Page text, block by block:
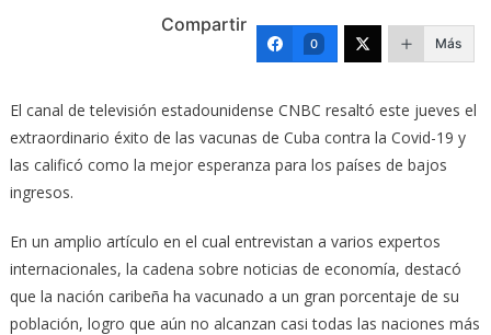
Compartir
0 Más
El canal de televisión estadounidense CNBC resaltó este jueves el
extraordinario éxito de las vacunas de Cuba contra la Covid-19 y
las calificó como la mejor esperanza para los países de bajos
ingresos.
En un amplio artículo en el cual entrevistan a varios expertos
internacionales, la cadena sobre noticias de economía, destacó
que la nación caribeña ha vacunado a un gran porcentaje de su
población, logro que aún no alcanzan casi todas las naciones más